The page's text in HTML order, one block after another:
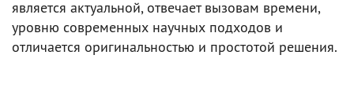
является актуальной, отвечает вызовам времени,
уровню современных научных подходов и
отличается оригинальностью и простотой решения.